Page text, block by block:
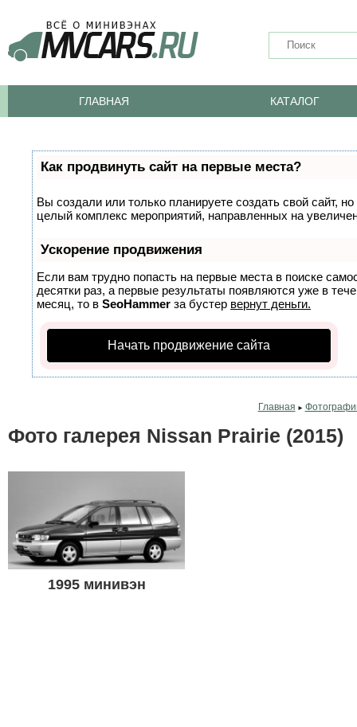
ГЛАВНАЯ КАТАЛОГ
Как продвинуть сайт на первые места?
Вы создали или только планируете создать свой сайт,
целый комплекс мероприятий, направленных на
Ускорение продвижения
Если вам трудно попасть на первые места в поиске
десятки раз, а первые результаты появляются уже в
месяц, то в SeoHammer за бустер вернут деньги.
Начать продвижение сайта
Главная ►
Фото галерея Nissan Prairie (2015)
1995 минивэн